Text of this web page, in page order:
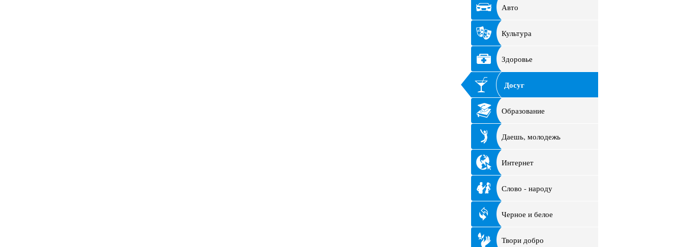
Авто
Культура
Здоровье
Досуг
Образование
Даешь, молодежь
Интернет
Слово - народу
Черное и белое
Твори добро